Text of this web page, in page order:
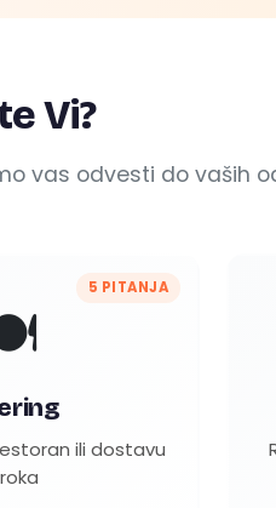
Vi?
vas odvesti do vaših
5 PITANJA
ili dostavu